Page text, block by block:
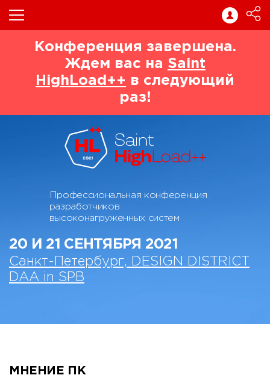
Конференция завершена.
Ждем вас на Saint
HighLoad++ в следующий
раз!
Профессиональная конференция
разработчиков
высоконагруженных систем
20 И 21 СЕНТЯБРЯ 2021
Санкт-Петербург, DESIGN DISTRICT
DAA in SPB
МНЕНИЕ ПК